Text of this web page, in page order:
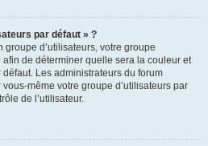
par défaut » ?
groupe d’utilisateurs, votre groupe
afin de déterminer quelle sera la couleur et
Les administrateurs du forum
même votre groupe d’utilisateurs par
de l’utilisateur.